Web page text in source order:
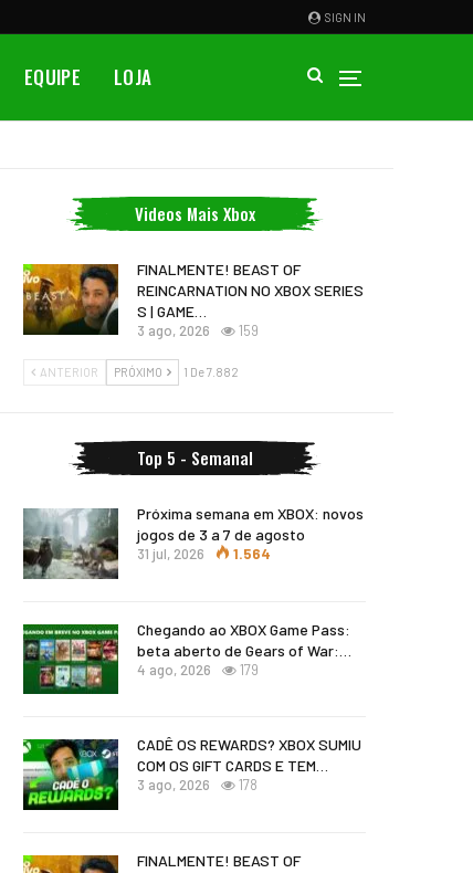
SIGN IN
EQUIPE LOJA
Videos Mais Xbox
FINALMENTE! BEAST OF
REINCARNATION NO XBOX SERIES
S | GAME…
3 ago, 2026 159
ANTERIOR PRÓXIMO 1 De 7.882
Top 5 - Semanal
Próxima semana em XBOX: novos
jogos de 3 a 7 de agosto
31 jul, 2026 1.564
Chegando ao XBOX Game Pass:
beta aberto de Gears of War:…
4 ago, 2026 179
CADÊ OS REWARDS? XBOX SUMIU
COM OS GIFT CARDS E TEM…
3 ago, 2026 178
FINALMENTE! BEAST OF